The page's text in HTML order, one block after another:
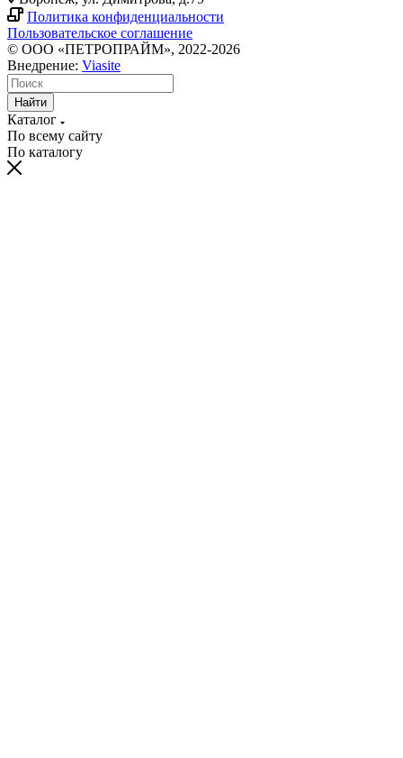
Политика конфиденциальности
Пользовательское соглашение
© ООО «ПЕТРОПРАЙМ», 2022-2026
Внедрение: Viasite
Найти
Каталог
По всему сайту
По каталогу